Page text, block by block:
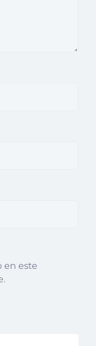
en este